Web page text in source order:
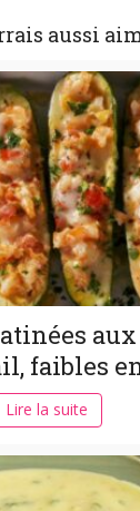
aussi
faibles
Lire la suite